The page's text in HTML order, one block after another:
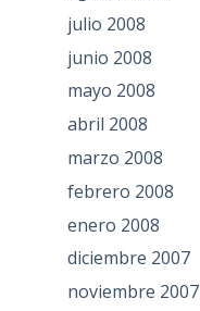
julio 2008
junio 2008
mayo 2008
abril 2008
marzo 2008
febrero 2008
enero 2008
diciembre 2007
noviembre 2007